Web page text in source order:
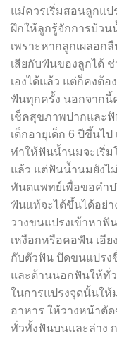
แม่ควรเริ่มสอนลูกแ
ฝึกให้ลูกรู้จักการบ้วน
เพราะหากลูกเผลอก
เสียกับฟันของลูกได้ ช่
เองได้แล้ว แต่ก็คงต้
ฟันทุกครั้ง นอกจากนี้
เช็คสุขภาพปากและ
เด็กอายุเด็ก 6 ปีขึ้นไ
ทำให้ฟันน้ำนมจะเริ่
แล้ว แต่ฟันน้ำนมยังไ
ทันตแพทย์เพื่อขอคำ
ฟันแท้จะได้ขึ้นได้อย่า
วางขนแปรงเข้าหา
เหงือกหรือคอฟัน เอี
กับตัวฟัน ปัดขนแปรง
และด้านนอกฟันให้ทั่ว
ในการแปรงจุดนั้นให้
อาหาร ให้วางหน้าตั
ทั่วทั้งฟันบนและล่าง